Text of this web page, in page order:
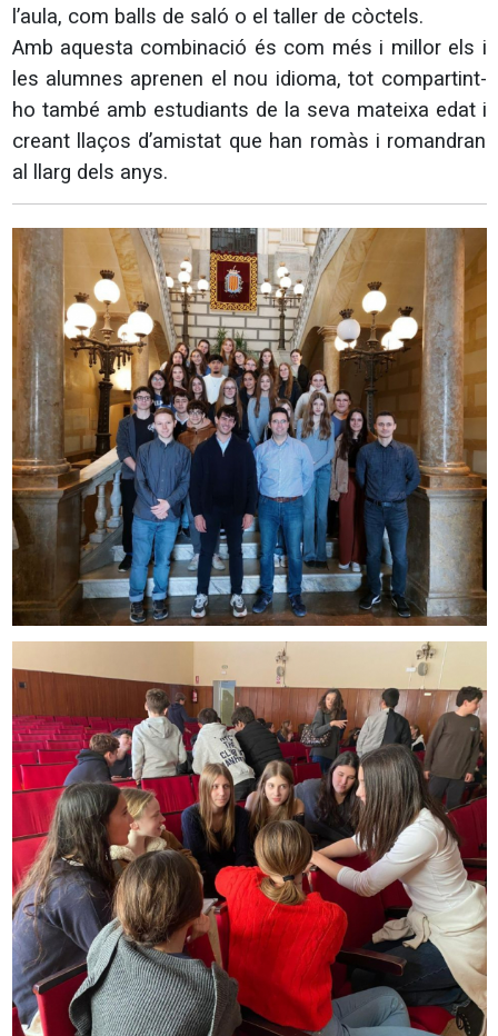
l’aula, com balls de saló o el taller de còctels.
Amb aquesta combinació és com més i millor els i
les alumnes aprenen el nou idioma, tot compartint-
ho també amb estudiants de la seva mateixa edat i
creant llaços d’amistat que han romàs i romandran
al llarg dels anys.